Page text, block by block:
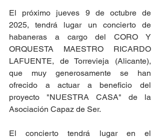
El próximo jueves 9 de octubre de
2025, tendrá lugar un concierto de
habaneras a cargo del CORO Y
ORQUESTA MAESTRO RICARDO
LAFUENTE, de Torrevieja (Alicante),
que muy generosamente se han
ofrecido a actuar a beneficio del
proyecto "NUESTRA CASA" de la
Asociación Capaz de Ser.
El concierto tendrá lugar en el